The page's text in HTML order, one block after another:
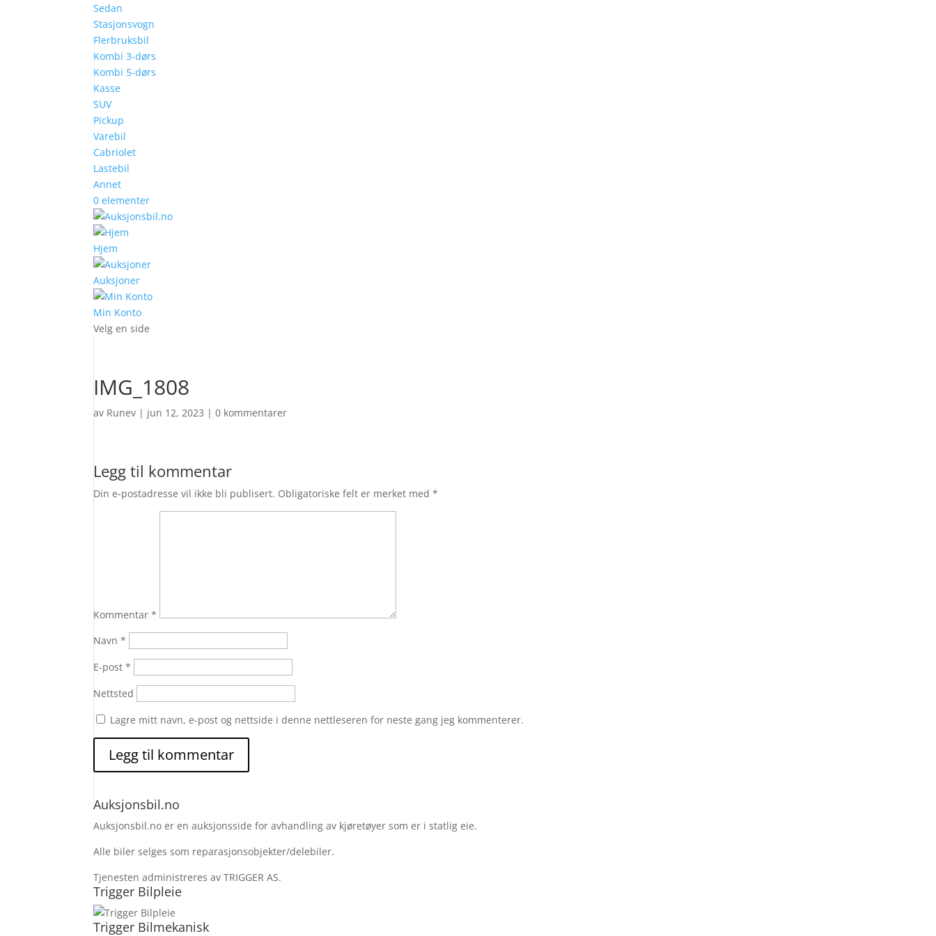
Sedan
Stasjonsvogn
Flerbruksbil
Kombi 3-dørs
Kombi 5-dørs
Kasse
SUV
Pickup
Varebil
Cabriolet
Lastebil
Annet
0 elementer
Hjem
Auksjoner
Min Konto
Velg en side
IMG_1808
av Runev | jun 12, 2023 |0 kommentarer
Legg til kommentar
Din e-postadresse vil ikke bli publisert. Obligatoriske felt er merket med*
Kommentar*
Navn*
E-post*
Nettsted
Lagre mitt navn, e-post og nettside i denne nettleseren for neste gang jeg kommenterer.
Auksjonsbil.no
Auksjonsbil.no er en auksjonsside for avhandling av kjøretøyer som er i statlig eie.
Alle biler selges som reparasjonsobjekter/delebiler.
Tjenesten administreres av TRIGGER AS.
Trigger Bilpleie
Trigger Bilmekanisk